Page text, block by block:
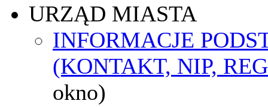
URZĄD MIASTA
INFORMACJE
(KONTAKT, NIP,
okno)